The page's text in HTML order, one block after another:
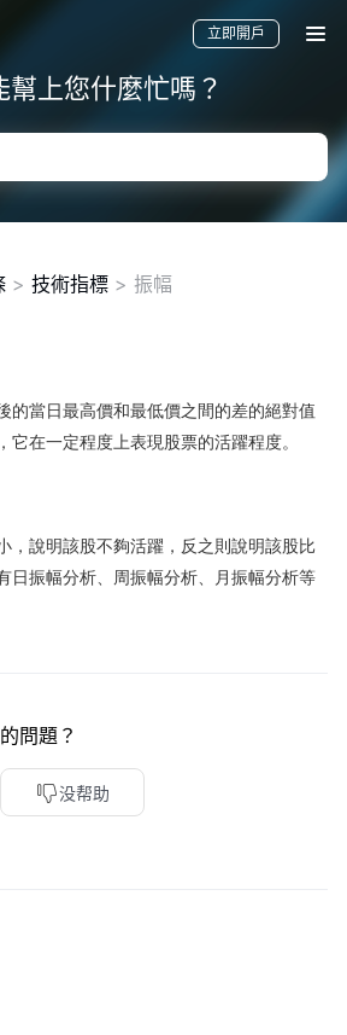
立即開戶
幫上您什麼忙嗎？
> 技術指標 > 振幅
的當日最高價和最低價之間的差的絕對值
它在一定程度上表現股票的活躍程度。
，說明該股不夠活躍，反之則說明該股比
日振幅分析、周振幅分析、月振幅分析等
問題？
没帮助